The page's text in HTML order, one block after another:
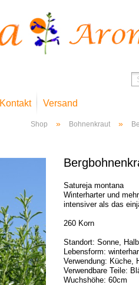
Kontakt Versand
Shop » Bohnenkraut »
Satureja montana
Winterharter und
intensiver als das
260 Korn
Standort: Sonne,
Lebensform:
Verwendung: Küche,
Verwendbare Teile:
Wuchshöhe: 60cm